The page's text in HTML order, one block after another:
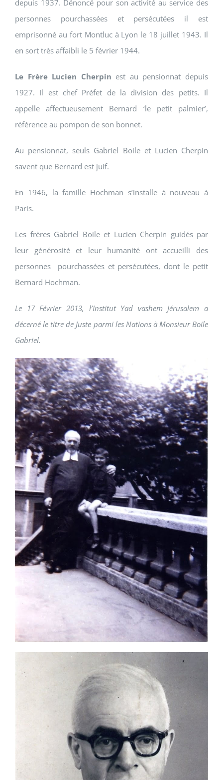
depuis 1937. Dénoncé pour son activité au service des
personnes pourchassées et persécutées il est
emprisonné au fort Montluc à Lyon le 18 juillet 1943. Il
en sort très affaibli le 5 février 1944.
Le Frère Lucien Cherpin est au pensionnat depuis
1927. Il est chef Préfet de la division des petits. Il
appelle affectueusement Bernard ‘le petit palmier’,
référence au pompon de son bonnet.
Au pensionnat, seuls Gabriel Boile et Lucien Cherpin
savent que Bernard est juif.
En 1946, la famille Hochman s’installe à nouveau à
Paris.
Les frères Gabriel Boile et Lucien Cherpin guidés par
leur générosité et leur humanité ont accueilli des
personnes pourchassées et persécutées, dont le petit
Bernard Hochman.
Le 17 Février 2013, l’Institut Yad vashem Jérusalem a
décerné le titre de Juste parmi les Nations à Monsieur Boile
Gabriel.